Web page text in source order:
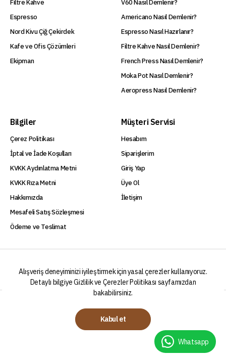
Alışveriş deneyiminizi iyileştirmek için yasal çerezler kullanıyoruz.
Detaylı bilgiyeGizlilik ve Çerezler Politikası sayfamızdan
bakabilirsiniz.
Kabul et
Filtre Kahve
Espresso
Nord Kivu Çiğ Çekirdek
Kafe ve Ofis Çözümleri
Ekipman
V60 Nasıl Demlenir?
Americano Nasıl Demlenir?
Espresso Nasıl Hazırlanır?
Filtre Kahve Nasıl Demlenir?
French Press Nasıl Demlenir?
Moka Pot Nasıl Demlenir?
Aeropress Nasıl Demlenir?
Bilgiler
Çerez Politikası
İptal ve İade Koşulları
KVKK Aydınlatma Metni
KVKK Rıza Metni
Hakkımızda
Mesafeli Satış Sözleşmesi
Ödeme ve Teslimat
Müşteri Servisi
Hesabım
Siparişlerim
Giriş Yap
Üye Ol
İletişim
2024 © Begon Kahve Bir Akkem Gıda Markasıdır.
Whatsapp